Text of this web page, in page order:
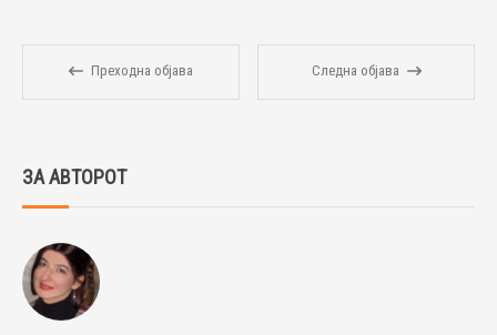
Преходна објава Следна објава
ЗА АВТОРОТ